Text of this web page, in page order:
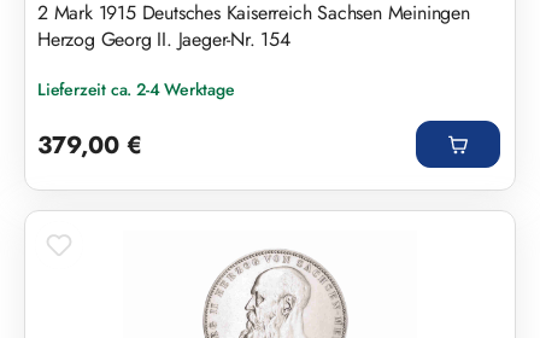
2 Mark 1915 Deutsches Kaiserreich Sachsen Meiningen
Herzog Georg II. Jaeger-Nr. 154
Lieferzeit ca. 2-4 Werktage
379,00 €